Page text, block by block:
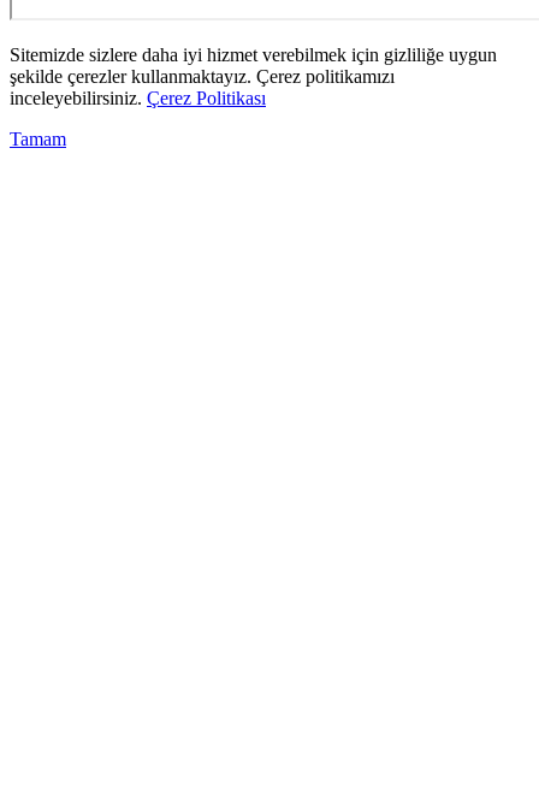
Sitemizde sizlere daha iyi hizmet verebilmek için gizliliğe uygun
şekilde çerezler kullanmaktayız. Çerez politikamızı
inceleyebilirsiniz. Çerez Politikası
Tamam